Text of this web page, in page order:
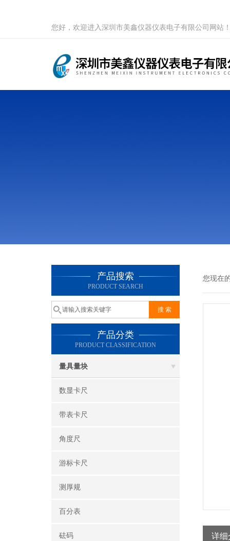
您好，欢迎进入深圳市美鑫仪器仪表电子有限公司网站
产品搜索
PRODUCT SEARCH
产品分类
PRODUCT CLASSIFICATION
量具量块
数显卡尺
带表卡尺
角度尺
游标卡尺
测厚规
百分表
砝码
您现在
详细